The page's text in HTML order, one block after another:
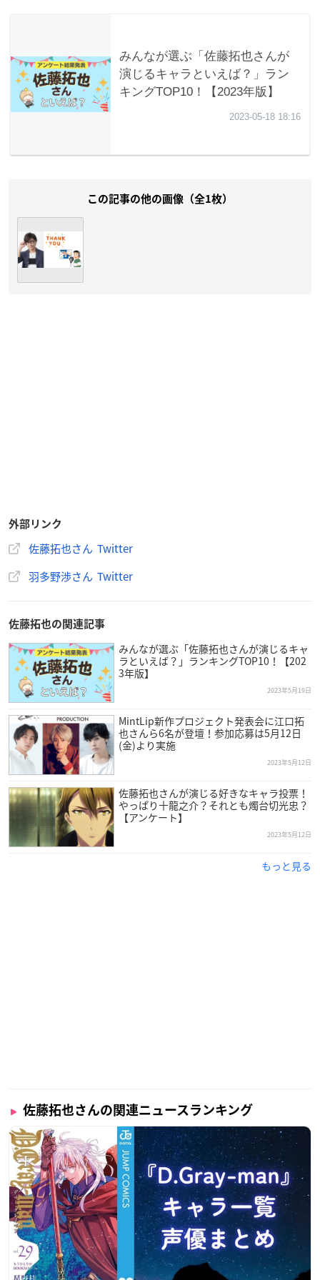
この記事の他の画像（全1枚）
外部リンク
佐藤拓也さん Twitter
羽多野渉さん Twitter
佐藤拓也の関連記事
みんなが選ぶ「佐藤拓也さんが演じるキャ
ラといえば？」ランキングTOP10！【202
3年版】
2023年5月19日
MintLip新作プロジェクト発表会に江口拓
也さんら6名が登壇！参加応募は5月12日
(金)より実施
2023年5月12日
佐藤拓也さんが演じる好きなキャラ投票！
やっぱり十龍之介？それとも燭台切光忠？
【アンケート】
2023年5月12日
もっと見る
佐藤拓也さんの関連ニュースランキング